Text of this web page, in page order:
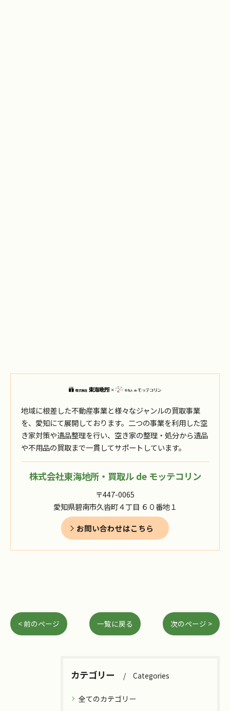
地域に根差した不動産事業と様々なジャンルの買取事業
を、愛知にて展開しております。二つの事業を利用した空
き家対策や遺品整理を行い、空き家の整理・処分から遺品
や不用品の買取まで一貫してサポートしています。
株式会社東海地所・買取ル de モッテコリン
〒447-0065
愛知県碧南市久沓町４丁目 ６０番地１
お問い合わせはこちら
< 前のページ 一覧に戻る 次のページ >
カテゴリー Categories
全てのカテゴリー